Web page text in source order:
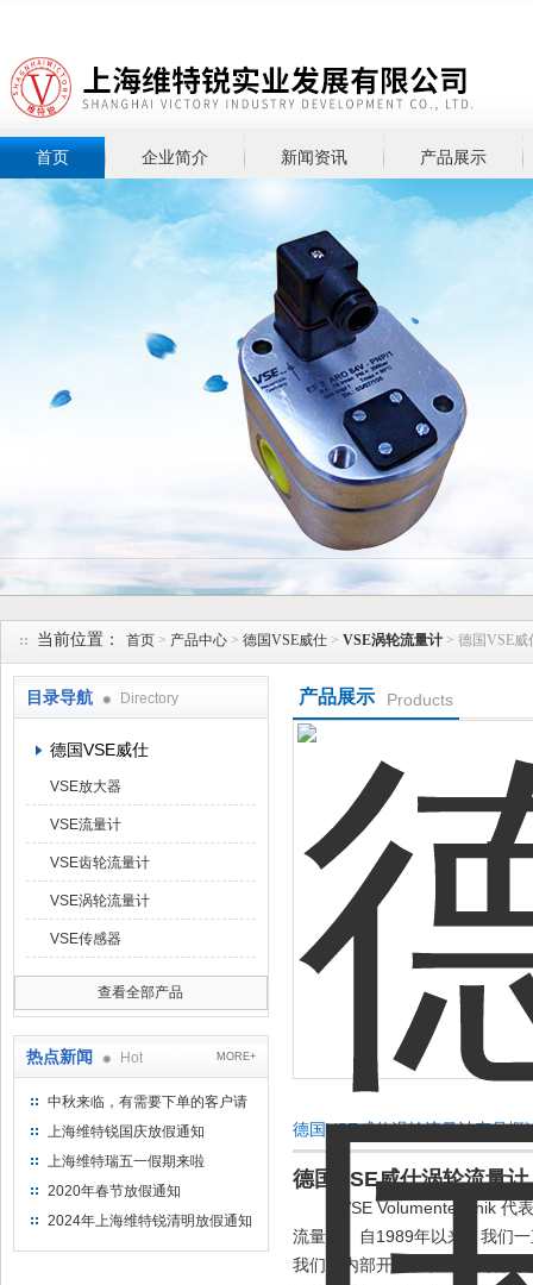
上海维特锐实业发展有限公司
首页 企业简介 新闻资讯 产品展示
当前位置： 首页 > 产品中心 > 德国VSE威仕 > VSE涡轮流量计 > 德国VSE
目录导航 Directory
德国VSE威仕
VSE放大器
VSE流量计
VSE齿轮流量计
VSE涡轮流量计
VSE传感器
查看全部产品
热点新闻 Hot MORE+
中秋来临，有需要下单的客户请
提前下单
上海维特锐国庆放假通知
上海维特瑞五一假期来啦
2020年春节放假通知
2024年上海维特锐清明放假通知
产品展示 Products
德国VSE威仕涡轮流量计产品概
德国VSE威仕涡轮流量计
VSE Volumentechnik 代表高
流量计。自1989年以来，我们
我们的内部开发和设计部门都